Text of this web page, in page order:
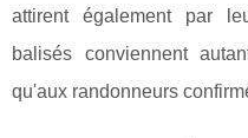
attirent également par
balisés conviennent
qu'aux randonneurs